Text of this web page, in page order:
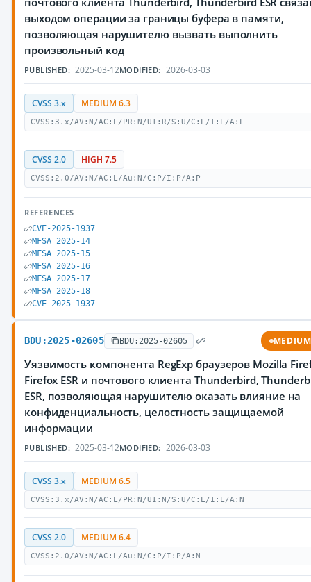
выходом операции за границы буфера в памяти,
позволяющая нарушителю вызвать выполнить
произвольный код
PUBLISHED: 2025-03-12MODIFIED: 2026-03-03
CVSS 3.x MEDIUM 6.3
CVSS:3.x/AV:N/AC:L/PR:N/UI:R/S:U/C:L/I:L/A:L
CVSS 2.0 HIGH 7.5
CVSS:2.0/AV:N/AC:L/Au:N/C:P/I:P/A:P
REFERENCES
CVE-2025-1937
MFSA 2025-14
MFSA 2025-15
MFSA 2025-16
MFSA 2025-17
MFSA 2025-18
CVE-2025-1937
BDU:2025-02605 BDU:2025-02605 MEDIUM
Уязвимость компонента RegExp браузеров Mozilla
Firefox ESR и почтового клиента Thunderbird,
ESR, позволяющая нарушителю оказать влияние на
конфиденциальность, целостность защищаемой
информации
PUBLISHED: 2025-03-12MODIFIED: 2026-03-03
CVSS 3.x MEDIUM 6.5
CVSS:3.x/AV:N/AC:L/PR:N/UI:N/S:U/C:L/I:L/A:N
CVSS 2.0 MEDIUM 6.4
CVSS:2.0/AV:N/AC:L/Au:N/C:P/I:P/A:N